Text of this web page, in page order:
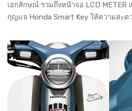
เอกลักษณ์ รวมถึงหน้าจอ LCD
กุญแจ Honda Smart Key ให้ความสะด